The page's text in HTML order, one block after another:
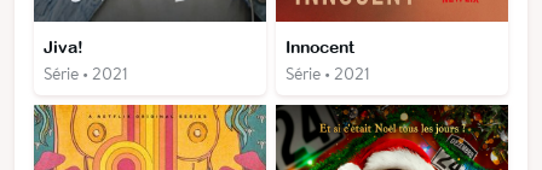
Jiva!
Série • 2021
Innocent
Série • 2021